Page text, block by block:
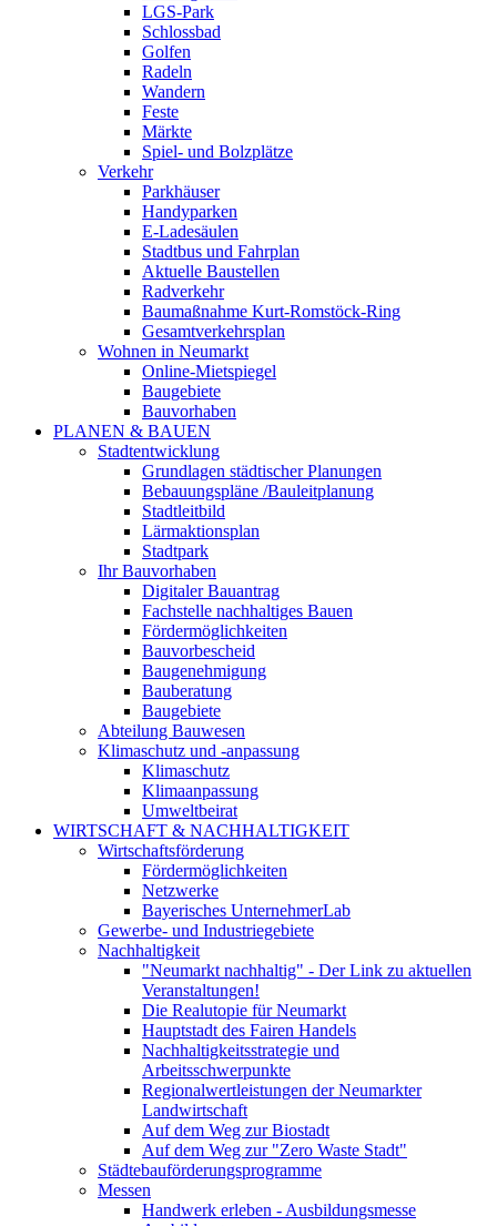
LGS-Park
Schlossbad
Golfen
Radeln
Wandern
Feste
Märkte
Spiel- und Bolzplätze
Verkehr
Parkhäuser
Handyparken
E-Ladesäulen
Stadtbus und Fahrplan
Aktuelle Baustellen
Radverkehr
Baumaßnahme Kurt-Romstöck-Ring
Gesamtverkehrsplan
Wohnen in Neumarkt
Online-Mietspiegel
Baugebiete
Bauvorhaben
PLANEN & BAUEN
Stadtentwicklung
Grundlagen städtischer Planungen
Bebauungspläne /Bauleitplanung
Stadtleitbild
Lärmaktionsplan
Stadtpark
Ihr Bauvorhaben
Digitaler Bauantrag
Fachstelle nachhaltiges Bauen
Fördermöglichkeiten
Bauvorbescheid
Baugenehmigung
Bauberatung
Baugebiete
Abteilung Bauwesen
Klimaschutz und -anpassung
Klimaschutz
Klimaanpassung
Umweltbeirat
WIRTSCHAFT & NACHHALTIGKEIT
Wirtschaftsförderung
Fördermöglichkeiten
Netzwerke
Bayerisches UnternehmerLab
Gewerbe- und Industriegebiete
Nachhaltigkeit
"Neumarkt nachhaltig" - Der Link zu aktuellen
Veranstaltungen!
Die Realutopie für Neumarkt
Hauptstadt des Fairen Handels
Nachhaltigkeitsstrategie und
Arbeitsschwerpunkte
Regionalwertleistungen der Neumarkter
Landwirtschaft
Auf dem Weg zur Biostadt
Auf dem Weg zur "Zero Waste Stadt"
Städtebauförderungsprogramme
Messen
Handwerk erleben - Ausbildungsmesse